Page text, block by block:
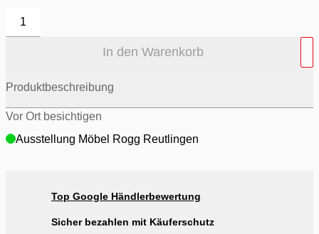
1
In den Warenkorb
Produktbeschreibung
Vor Ort besichtigen
Ausstellung Möbel Rogg Reutlingen
Top Google Händlerbewertung
Sicher bezahlen mit Käuferschutz